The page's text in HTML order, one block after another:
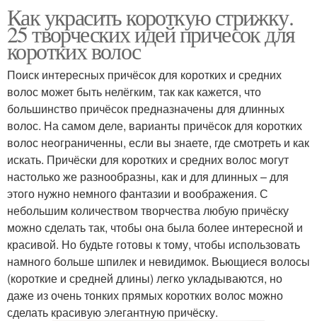
Как украсить короткую стрижку.
25 творческих идей причесок для
коротких волос
Поиск интересных причёсок для коротких и средних
волос может быть нелёгким, так как кажется, что
большинство причёсок предназначены для длинных
волос. На самом деле, варианты причёсок для коротких
волос неограниченны, если вы знаете, где смотреть и как
искать. Причёски для коротких и средних волос могут
настолько же разнообразны, как и для длинных – для
этого нужно немного фантазии и воображения. С
небольшим количеством творчества любую причёску
можно сделать так, чтобы она была более интересной и
красивой. Но будьте готовы к тому, чтобы использовать
намного больше шпилек и невидимок. Вьющиеся волосы
(короткие и средней длины) легко укладываются, но
даже из очень тонких прямых коротких волос можно
сделать красивую элегантную причёску.